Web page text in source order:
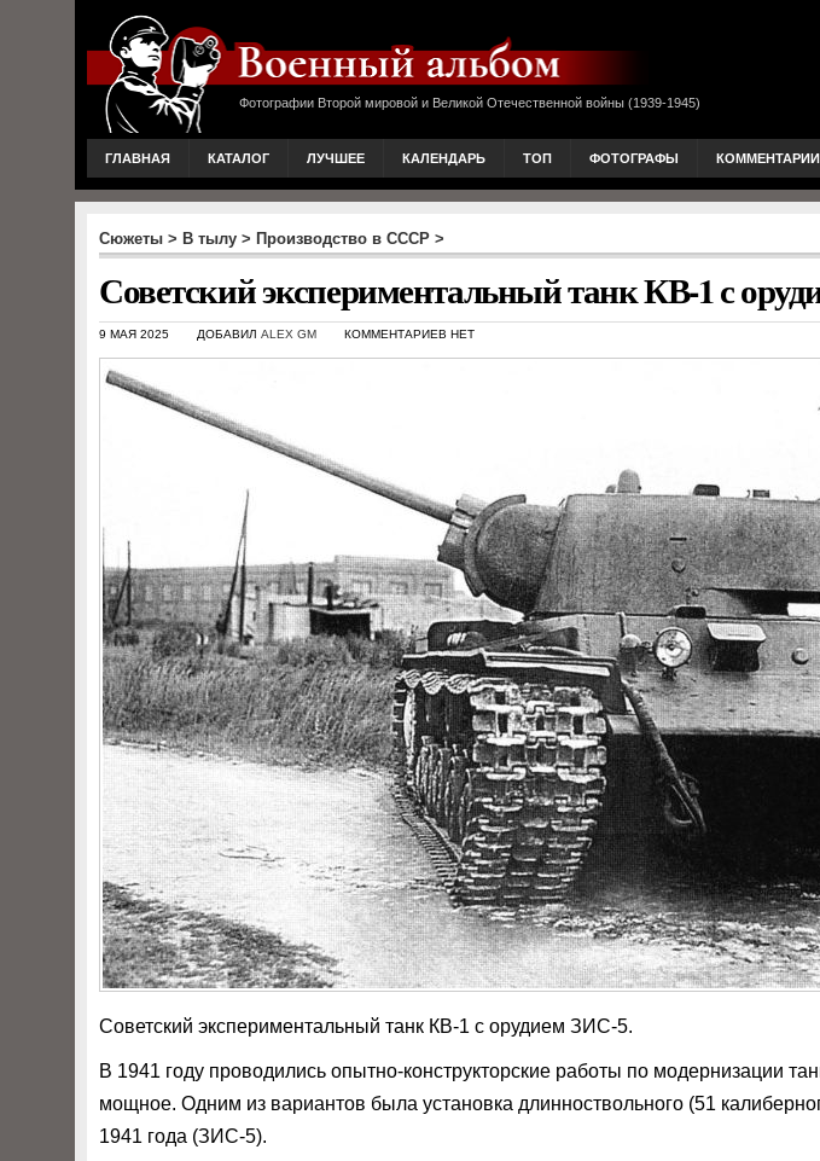
Фотографии Второй мировой и Великой Отечественной войны (1939-1945)
ГЛАВНАЯ КАТАЛОГ ЛУЧШЕЕ КАЛЕНДАРЬ ТОП ФОТОГРАФЫ КОММЕНТАРИИ
Сюжеты > В тылу > Производство в СССР >
Советский экспериментальный танк КВ-1 с
9 МАЯ 2025 ДОБАВИЛ ALEX GM КОММЕНТАРИЕВ НЕТ
Советский экспериментальный танк КВ-1 с орудием ЗИС-5.
В 1941 году проводились опытно-конструкторские работы по модернизации
мощное. Одним из вариантов была установка длинноствольного (51
1941 года (ЗИС-5).